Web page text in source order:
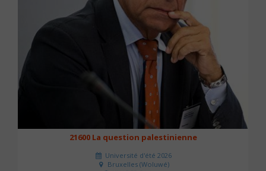
21600 La question palestinienne
Université d'été 2026
Bruxelles (Woluwé)